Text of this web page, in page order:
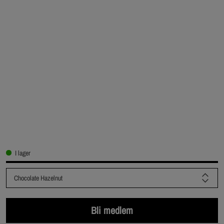
I lager
Chocolate Hazelnut
Bli medlem